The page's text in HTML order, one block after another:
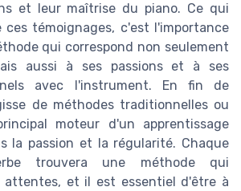
et leur maîtrise du piano. Ce qui
ces témoignages, c'est l'importance
qui correspond non seulement
aussi à ses passions et à ses
avec l'instrument. En fin de
de méthodes traditionnelles ou
moteur d'un apprentissage
la passion et la régularité. Chaque
trouvera une méthode qui
attentes, et il est essentiel d'être à